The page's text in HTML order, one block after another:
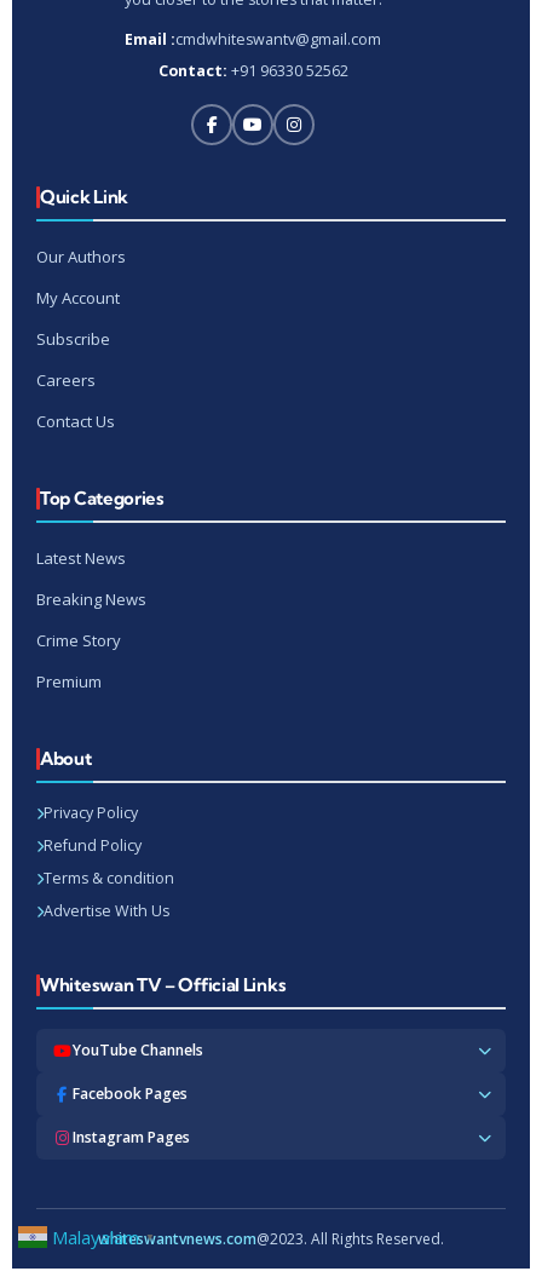
Email :cmdwhiteswantv@gmail.com
Contact: +91 96330 52562
Quick Link
Our Authors
My Account
Subscribe
Careers
Contact Us
Top Categories
Latest News
Breaking News
Crime Story
Premium
About
Privacy Policy
Refund Policy
Terms & condition
Advertise With Us
Whiteswan TV – Official Links
YouTube Channels
Whiteswan TV News
Whiteswan Kerala
Facebook Pages
Whiteswan TV News
Whiteswan TV Malayalam
Instagram Pages
Whiteswan Entertainments
whiteswantvnews.com@2023. All Rights Reserved.
Malayalam ▼